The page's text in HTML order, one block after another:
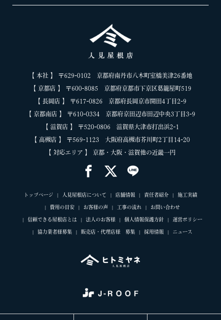
【 本社 】 〒629-0102 京都府南丹市八木町室橋美津26番地
【 京都店 】 〒600-8085 京都府京都市下京区葛籠屋町519
【 長岡店 】 〒617-0826 京都府長岡京市開田4丁目2-9
【 京都南店 】 〒610-0334 京都府京田辺市田辺中央3丁目3-9
【 滋賀店 】 〒520-0806 滋賀県大津市打出浜2-1
【 高槻店 】 〒569-1123 大阪府高槻市芥川町2丁目14-20
【 対応エリア 】 京都・大阪・滋賀他の近畿一円
トップページ 人見屋根店について 店舗情報 責任者紹介 施工実績
費用の目安 お客様の声 工事の流れ お問い合わせ
信頼できる屋根店とは 法人のお客様 個人情報保護方針 運営ポリシー
協力業者様募集 販売店・代理店様 募集 採用情報 ニュース